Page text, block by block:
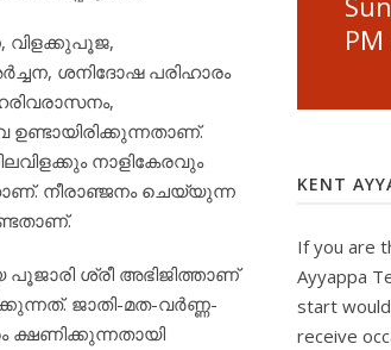
ശനിദോഷ പരിഹാരം
നാളികേരവും
നീരാഞ്ജനം ചെയ്യുന്ന
ശ്രീ അഭിജിത്താണ്
ജാതി-മത-വര്‍ണ്ണ-
ക്ഷണിക്കുന്നതായി
KENT
If you are
Ayyappa
start
receive